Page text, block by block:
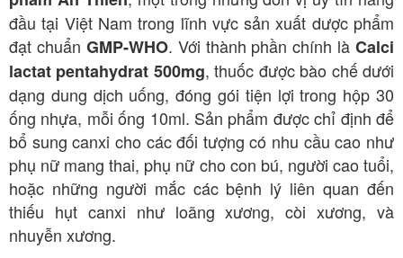
đầu tại Việt Nam trong lĩnh vực sản xuất dược phẩm
đạt chuẩn GMP-WHO. Với thành phần chính là Calci
lactat pentahydrat 500mg, thuốc được bào chế dưới
dạng dung dịch uống, đóng gói tiện lợi trong hộp 30
ống nhựa, mỗi ống 10ml. Sản phẩm được chỉ định để
bổ sung canxi cho các đối tượng có nhu cầu cao như
phụ nữ mang thai, phụ nữ cho con bú, người cao tuổi,
hoặc những người mắc các bệnh lý liên quan đến
thiếu hụt canxi như loãng xương, còi xương, và
nhuyễn xương.